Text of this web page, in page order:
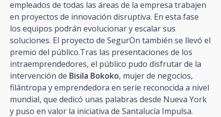
empleados de todas las áreas de la empresa trabajen
en proyectos de innovación disruptiva. En esta fase
los equipos podrán evolucionar y escalar sus
soluciones. El proyecto de SegurOn también se llevó el
premio del público.Tras las presentaciones de los
intraemprendedores, el público pudo disfrutar de la
intervención de Bisila Bokoko, mujer de negocios,
filántropa y emprendedora en serie reconocida a nivel
mundial, que dedicó unas palabras desde Nueva York
y puso en valor la iniciativa de Santalucía Impulsa.